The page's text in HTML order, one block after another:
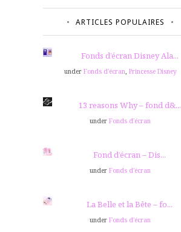
ARTICLES POPULAIRES
Fonds d’écran Disney Ala...
under Fonds d'écran Princesse Disney
13 reasons Why – fond d&...
under Fonds d'écran
Fond d’écran – Dis...
under Fonds d'écran
La Belle et la Bête – fo...
under Fonds d'écran